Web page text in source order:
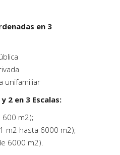
en 3
unifamiliar
2 en 3 Escalas:
600 m2);
m2 hasta 6000 m2);
6000 m2).